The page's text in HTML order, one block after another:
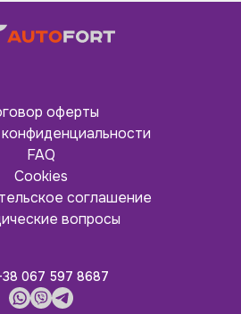
оферты
FAQ
Cookies
соглашение
вопросы
067 597 8687